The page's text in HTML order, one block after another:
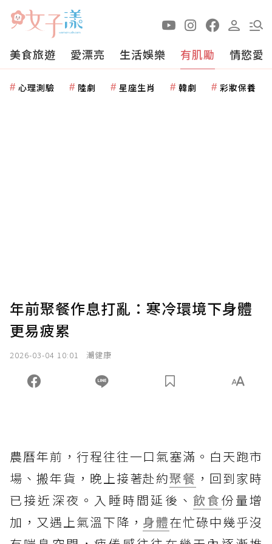
美食旅遊 愛漂亮 生活娛樂 有肌勵 情慾愛
心理測驗 陸劇 星座生肖 韓劇 彩妝保養
年前聚餐作息打亂：寒冷環境下身體
更易疲累
2026-03-04 10:01 潮健康
農曆年前，行程往往一口氣塞滿。白天跑市
場、搬年貨，晚上接著赴約聚餐 ，回到家時
已接近深夜。入睡時間延後、飲食份量增
加，又遇上氣溫下降， 身體在忙碌中幾乎沒